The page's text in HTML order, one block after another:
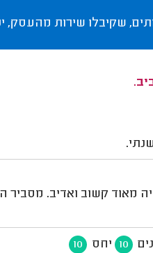
שקיבלו שירות מהעסק,
מאוד קשוב ואדיב. מסביר
10 יחס 10